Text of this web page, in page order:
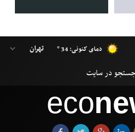
دمای کنونی: 34 °
eco